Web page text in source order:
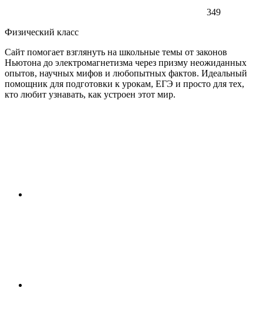
349
Физический класс
Сайт помогает взглянуть на школьные темы от законов
Ньютона до электромагнетизма через призму неожиданных
опытов, научных мифов и любопытных фактов. Идеальный
помощник для подготовки к урокам, ЕГЭ и просто для тех,
кто любит узнавать, как устроен этот мир.